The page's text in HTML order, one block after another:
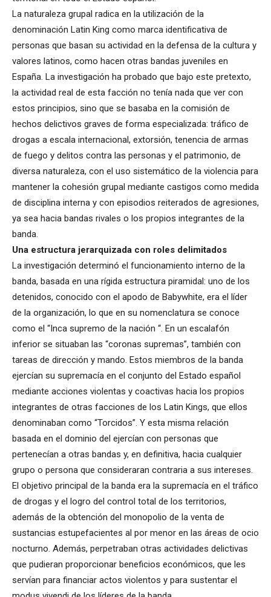
La naturaleza grupal radica en la utilización de la
denominación Latin King como marca identificativa de
personas que basan su actividad en la defensa de la cultura y
valores latinos, como hacen otras bandas juveniles en
España. La investigación ha probado que bajo este pretexto,
la actividad real de esta facción no tenía nada que ver con
estos principios, sino que se basaba en la comisión de
hechos delictivos graves de forma especializada: tráfico de
drogas a escala internacional, extorsión, tenencia de armas
de fuego y delitos contra las personas y el patrimonio, de
diversa naturaleza, con el uso sistemático de la violencia para
mantener la cohesión grupal mediante castigos como medida
de disciplina interna y con episodios reiterados de agresiones,
ya sea hacia bandas rivales o los propios integrantes de la
banda.
Una estructura jerarquizada con roles delimitados
La investigación determinó el funcionamiento interno de la
banda, basada en una rígida estructura piramidal: uno de los
detenidos, conocido con el apodo de Babywhite, era el líder
de la organización, lo que en su nomenclatura se conoce
como el “Inca supremo de la nación “. En un escalafón
inferior se situaban las “coronas supremas”, también con
tareas de dirección y mando. Estos miembros de la banda
ejercían su supremacía en el conjunto del Estado español
mediante acciones violentas y coactivas hacia los propios
integrantes de otras facciones de los Latin Kings, que ellos
denominaban como “Torcidos”. Y esta misma relación
basada en el dominio del ejercían con personas que
pertenecían a otras bandas y, en definitiva, hacia cualquier
grupo o persona que consideraran contraria a sus intereses.
El objetivo principal de la banda era la supremacía en el tráfico
de drogas y el logro del control total de los territorios,
además de la obtención del monopolio de la venta de
sustancias estupefacientes al por menor en las áreas de ocio
nocturno. Además, perpetraban otras actividades delictivas
que pudieran proporcionar beneficios económicos, que les
servían para financiar actos violentos y para sustentar el